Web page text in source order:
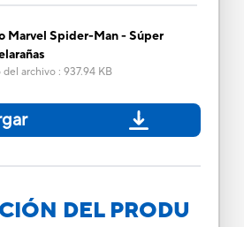
Marvel Spider-Man - Súper
del archivo: 937.94 KB
DEL PRODU